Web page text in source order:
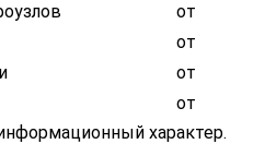
от
от
от
от
характер.